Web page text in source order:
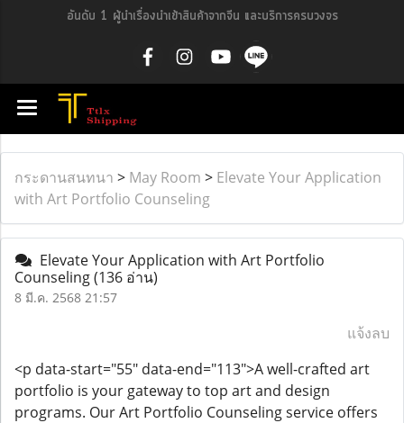
อันดับ 1 ผู้นำเรื่องนำเข้าสินค้าจากจีน และบริการครบวงจร
กระดานสนทนา > May Room > Elevate Your Application
with Art Portfolio Counseling
Elevate Your Application with Art Portfolio
Counseling(136 อ่าน)
8 มี.ค. 2568 21:57
แจ้งลบ
<p data-start="55" data-end="113">A well-crafted art
portfolio is your gateway to top art and design
programs. Our Art Portfolio Counseling service offers